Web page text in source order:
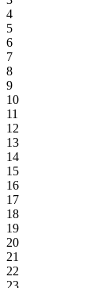
4
5
6
7
8
9
10
11
12
13
14
15
16
17
18
19
20
21
22
23